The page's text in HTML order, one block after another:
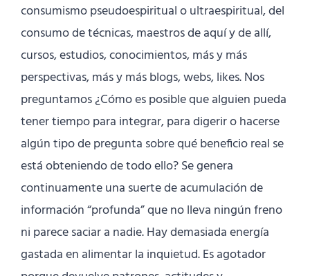
consumismo pseudoespiritual o ultraespiritual, del
consumo de técnicas, maestros de aquí y de allí,
cursos, estudios, conocimientos, más y más
perspectivas, más y más blogs, webs, likes. Nos
preguntamos ¿Cómo es posible que alguien pueda
tener tiempo para integrar, para digerir o hacerse
algún tipo de pregunta sobre qué beneficio real se
está obteniendo de todo ello? Se genera
continuamente una suerte de acumulación de
información “profunda” que no lleva ningún freno
ni parece saciar a nadie. Hay demasiada energía
gastada en alimentar la inquietud. Es agotador